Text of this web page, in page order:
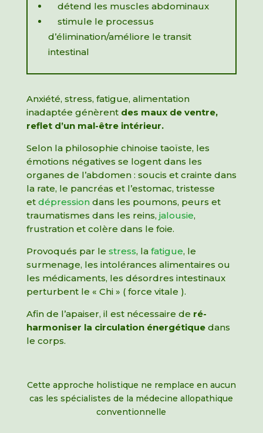
détend les muscles abdominaux
stimule le processus
d’élimination/améliore le transit
intestinal
Anxiété, stress, fatigue, alimentation
inadaptée génèrent des maux de ventre,
reflet d’un mal-être intérieur.
Selon la philosophie chinoise taoïste, les
émotions négatives se logent dans les
organes de l’abdomen : soucis et crainte dans
la rate, le pancréas et l’estomac, tristesse
et dépressiondans les poumons, peurs et
traumatismes dans les reins, jalousie,
frustration et colère dans le foie.
Provoqués par le stress, la fatigue, le
surmenage, les intolérances alimentaires ou
les médicaments, les désordres intestinaux
perturbent le « Chi » ( force vitale ).
Afin de l’apaiser, il est nécessaire de ré-
harmoniser la circulation énergétiquedans
le corps.
Cette approche holistique ne remplace en aucun
cas les spécialistes de la médecine allopathique
conventionnelle